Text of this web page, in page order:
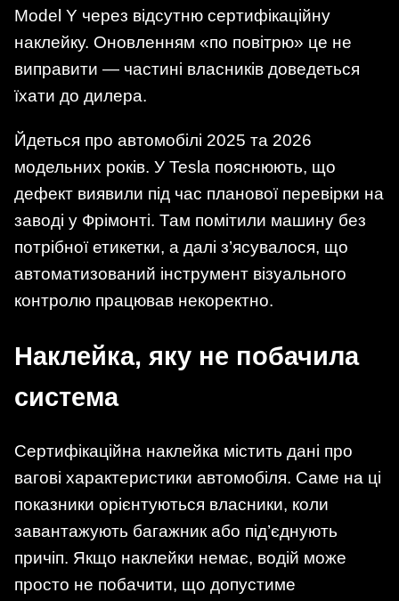
Model Y через відсутню сертифікаційну
наклейку. Оновленням «по повітрю» це не
виправити — частині власників доведеться
їхати до дилера.
Йдеться про автомобілі 2025 та 2026
модельних років. У Tesla пояснюють, що
дефект виявили під час планової перевірки на
заводі у Фрімонті. Там помітили машину без
потрібної етикетки, а далі з’ясувалося, що
автоматизований інструмент візуального
контролю працював некоректно.
Наклейка, яку не побачила
система
Сертифікаційна наклейка містить дані про
вагові характеристики автомобіля. Саме на ці
показники орієнтуються власники, коли
завантажують багажник або під’єднують
причіп. Якщо наклейки немає, водій може
просто не побачити, що допустиме